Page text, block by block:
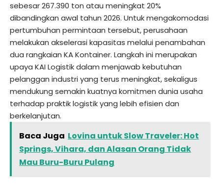
sebesar 267.390 ton atau meningkat 20%
dibandingkan awal tahun 2026. Untuk mengakomodasi
pertumbuhan permintaan tersebut, perusahaan
melakukan akselerasi kapasitas melalui penambahan
dua rangkaian KA Kontainer. Langkah ini merupakan
upaya KAI Logistik dalam menjawab kebutuhan
pelanggan industri yang terus meningkat, sekaligus
mendukung semakin kuatnya komitmen dunia usaha
terhadap praktik logistik yang lebih efisien dan
berkelanjutan.
Baca Juga Lovina untuk Slow Traveler: Hot
Springs, Vihara, dan Alasan Orang Tidak
Mau Buru-Buru Pulang